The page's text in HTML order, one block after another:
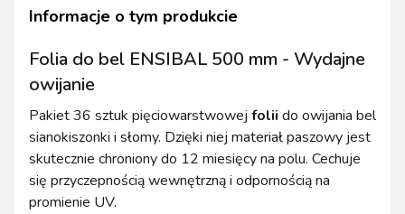
Informacje o tym produkcie
Folia do bel ENSIBAL 500 mm - Wydajne
owijanie
Pakiet 36 sztuk pięciowarstwowej folii do owijania bel
sianokiszonki i słomy. Dzięki niej materiał paszowy jest
skutecznie chroniony do 12 miesięcy na polu. Cechuje
się przyczepnością wewnętrzną i odpornością na
promienie UV.